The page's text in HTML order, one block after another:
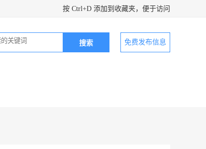
按 Ctrl+D 添加到收藏夹，便于访问
免费发布信息